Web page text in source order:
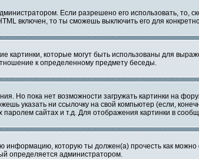
Если разрешено его использовать, то,
включен, то ты сможешь выключить его для
картинки, которые могут быть использованы для
к определенному предмету беседы.
Но пока нет возможности загружать картинки на
указать ни ссылочку на свой компьютер (если,
сайтах и т.д. Для отображения картинки в
информацию, которую ты должен(а) прочесть как
определяется администратором.